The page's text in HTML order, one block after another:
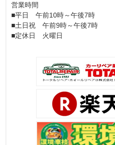
営業時間
■平日 午前10時～午後7時
■土日祝 午前9時～午後7時
■定休日 火曜日